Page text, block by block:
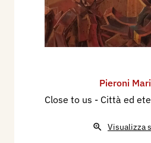
Gabriella Savoia, catalogo
Casa Museo Sartori,
Editore, pp. nn.
presentazione di Maria
catalogo mostra, Castel
Sartori, Mantova, Archivio
Pieroni
Close to us - Città ed
Visualizza